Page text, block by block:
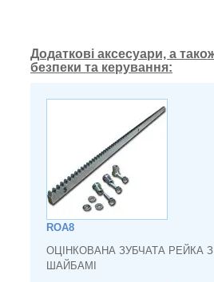
Додаткові аксесуари, а
безпеки та керування:
ROA8
ОЦІНКОВАНА ЗУБЧАТА РЕЙКА
ШАЙБАМІ